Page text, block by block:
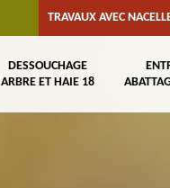
TRAVAUX AVEC
DESSOUCHAGE
ARBRE ET HAIE 18